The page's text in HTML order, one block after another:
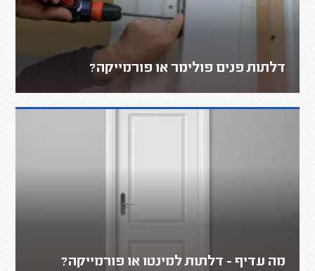
דלתות פנים פולימר או פורמייקה?
מה עדיף - דלתות למינטו או פורמייקה?